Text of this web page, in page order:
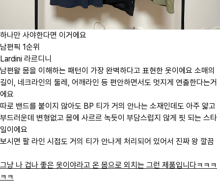
하나만 사야한다면 이거에요
남편픽 1순위
Lardini 라르디니
남편왈 몸을 이해하는 패턴이 가장 완벽하다고 표현한 옷이에요 소매의
길이, 네크라인의 둘레, 어깨라인 등 편안하면서도 멋지게 연출한다는거
에요
따로 밴드를 붙이지 않아도 BP 티가 거의 안나는 소재인데도 아주 얇고
부드러운데 변형없고 몸에 사르르 녹듯이 부담스럽지 않게 핏 되는 스타
일이에요
보시면 팔 라인 시접도 거의 티가 안나게 처리되어 있어서 진짜 왕 깔끔
그냥 나 겁나 좋은 옷이야라고 온 몸으로 외치는 그런 제품입니다ㅋㅋㅋ
ㅋㅋ